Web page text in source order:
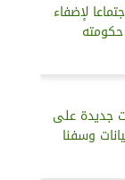
لإضفاء
جديدة على
وسفنا